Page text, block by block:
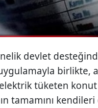
devlet
birlikte,
tüketen konut
tamamını